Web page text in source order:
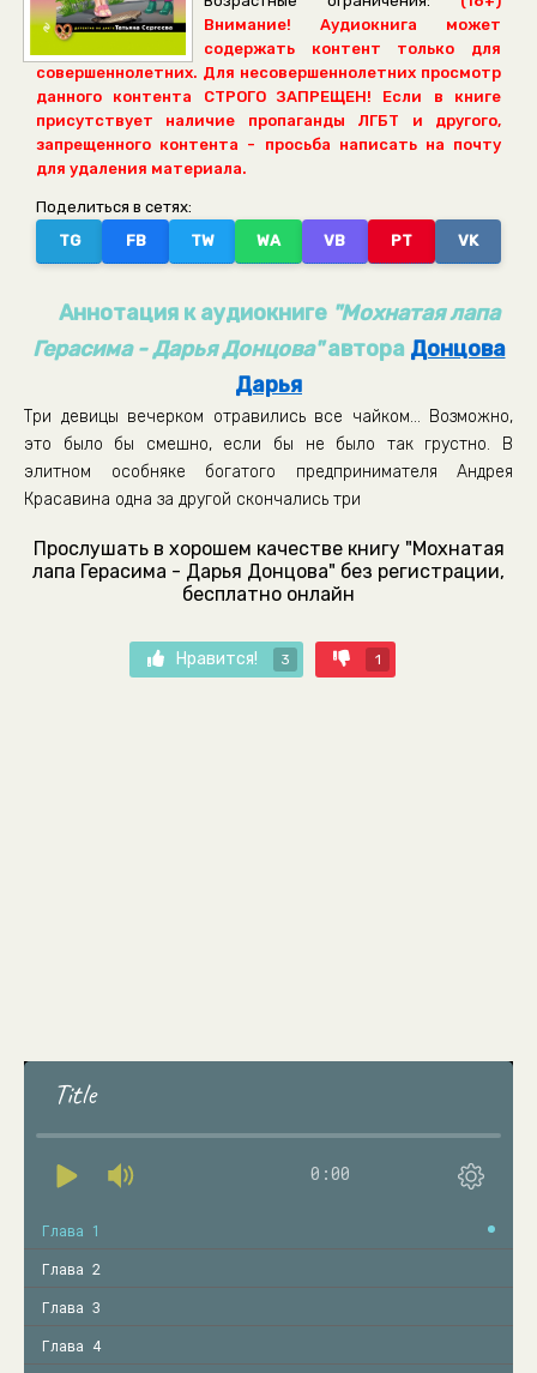
Внимание! Аудиокнига может
содержать контент только для
совершеннолетних. Для несовершеннолетних просмотр
данного контента СТРОГО ЗАПРЕЩЕН! Если в книге
присутствует наличие пропаганды ЛГБТ и другого,
запрещенного контента - просьба написать на почту
для удаления материала.
Поделиться в сетях:
TG
FB TW WA VB PT VK
Аннотация к аудиокниге "Мохнатая лапа
Герасима - Дарья Донцова"автора Донцова
Дарья
Три девицы вечерком отравились все чайком… Возможно,
это было бы смешно, если бы не было так грустно. В
элитном особняке богатого предпринимателя Андрея
Красавина одна за другой скончались три
Прослушать в хорошем качестве книгу "Мохнатая
лапа Герасима - Дарья Донцова" без регистрации,
бесплатно онлайн
Нравится! 3 1
Title
0:00
Глава 1
Глава 2
Глава 3
Глава 4